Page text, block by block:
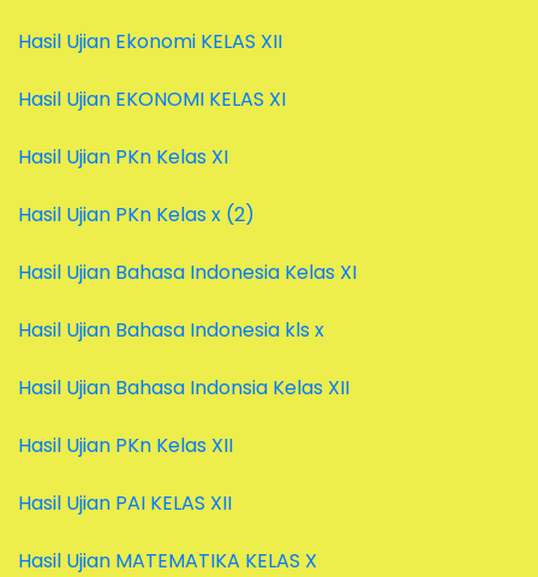
Hasil Ujian Ekonomi KELAS XII
Hasil Ujian EKONOMI KELAS XI
Hasil Ujian PKn Kelas XI
Hasil Ujian PKn Kelas x (2)
Hasil Ujian Bahasa Indonesia Kelas XI
Hasil Ujian Bahasa Indonesia kls x
Hasil Ujian Bahasa Indonsia Kelas XII
Hasil Ujian PKn Kelas XII
Hasil Ujian PAI KELAS XII
Hasil Ujian MATEMATIKA KELAS X